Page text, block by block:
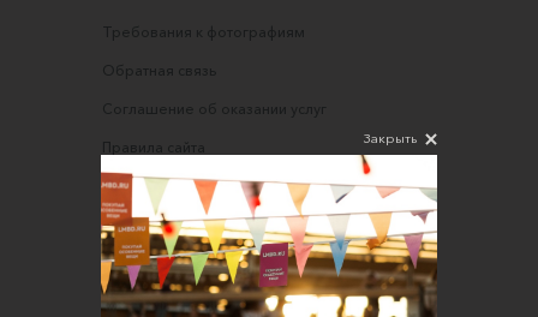
Требования к фотографиям
Обратная связь
Соглашение об оказании услуг
Правила сайта
Оферта для продавцов
Оферта для покупателей
Политика конфиденциальности
Согласие на обработку персональных данных
Закрыть